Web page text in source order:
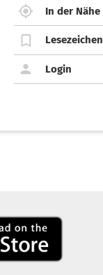
In der Nähe
Lesezeichen
Login